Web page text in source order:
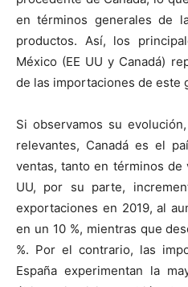
en términos generales de
productos. Así, los
México (EE UU y Canadá)
de las importaciones de este
Si observamos su
relevantes, Canadá es el
ventas, tanto en términos de
UU, por su parte,
exportaciones en 2019, al
en un 10 %, mientras que
%. Por el contrario, las
España experimentan la